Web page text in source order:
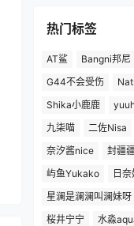
热门标签
AT鲨 Bangni邦尼
G44不会受伤
Shika小鹿鹿
九柒喵
二佐Nisa
奈汐酱nice
封疆
屿鱼Yukako
日
星澜是澜澜叫澜妹呀
桜井宁宁
水淼